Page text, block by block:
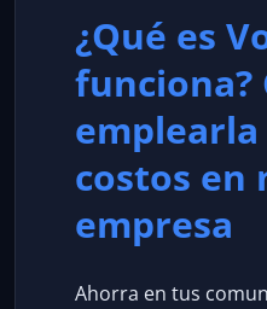
¿Qué es
funciona?
costos en
empresa
Ahorra en tus